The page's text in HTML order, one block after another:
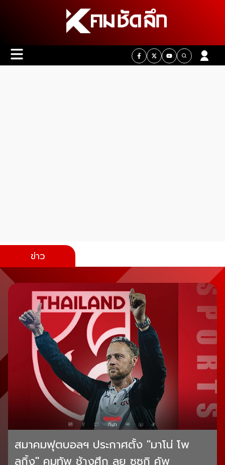
ข่าว
สมาคมฟุตบอลฯ ประกาศตั้ง "มาโน่ โพ
ลกิ้ง" คุมทัพ ช้างศึก ลุย ซูซูกิ คัพ